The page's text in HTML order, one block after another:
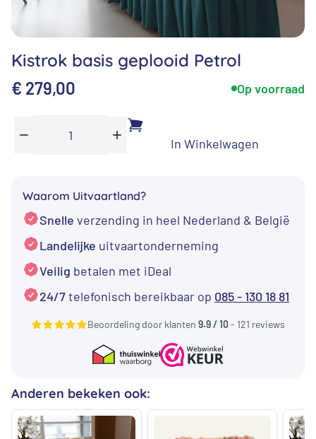
Kistrok basis geplooid Petrol
€ 279,00 Op voorraad
Petrol
aantal
In Winkelwagen
Waarom Uitvaartland?
Snelle verzending in heel Nederland & België
Landelijke uitvaartonderneming
Veilig betalen met iDeal
24/7telefonisch bereikbaar op 085 - 130 18 81
Beoordeling door klanten 9.9 / 10- 121 reviews
Anderen bekeken ook: